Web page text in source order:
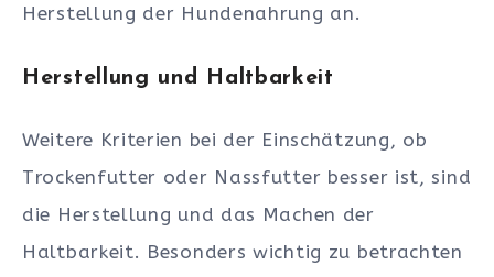
Herstellung der Hundenahrung an.
Herstellung und Haltbarkeit
Weitere Kriterien bei der Einschätzung, ob
Trockenfutter oder Nassfutter besser ist, sind
die Herstellung und das Machen der
Haltbarkeit. Besonders wichtig zu betrachten